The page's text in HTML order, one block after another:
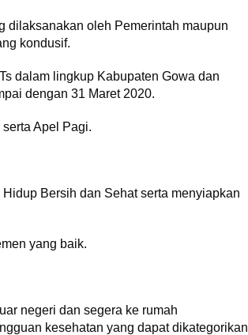
dilaksanakan oleh Pemerintah maupun
kondusif.
dalam lingkup Kabupaten Gowa dan
dengan 31 Maret 2020.
Apel Pagi.
Bersih dan Sehat serta menyiapkan
yang baik.
negeri dan segera ke rumah
kesehatan yang dapat dikategorikan